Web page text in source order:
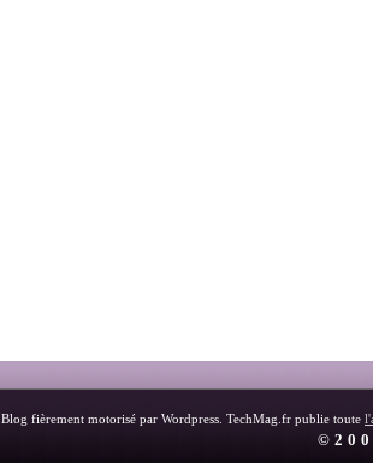
Blog fièrement motorisé par Wordpress. TechMag.fr publie toute